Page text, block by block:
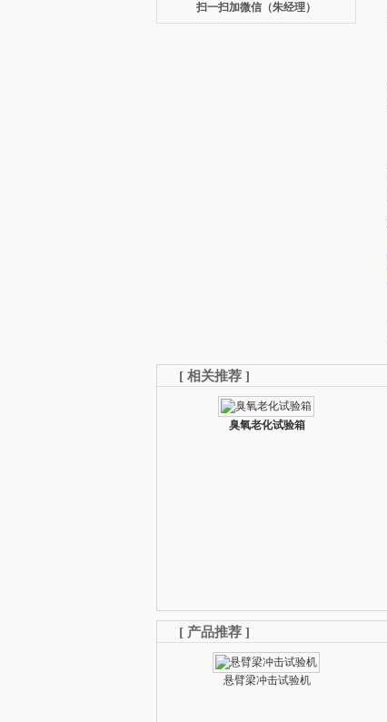
扫一扫加微信（朱经理）
[ 相关推荐 ]
臭氧老化试验箱
[ 产品推荐 ]
悬臂梁冲击试验机